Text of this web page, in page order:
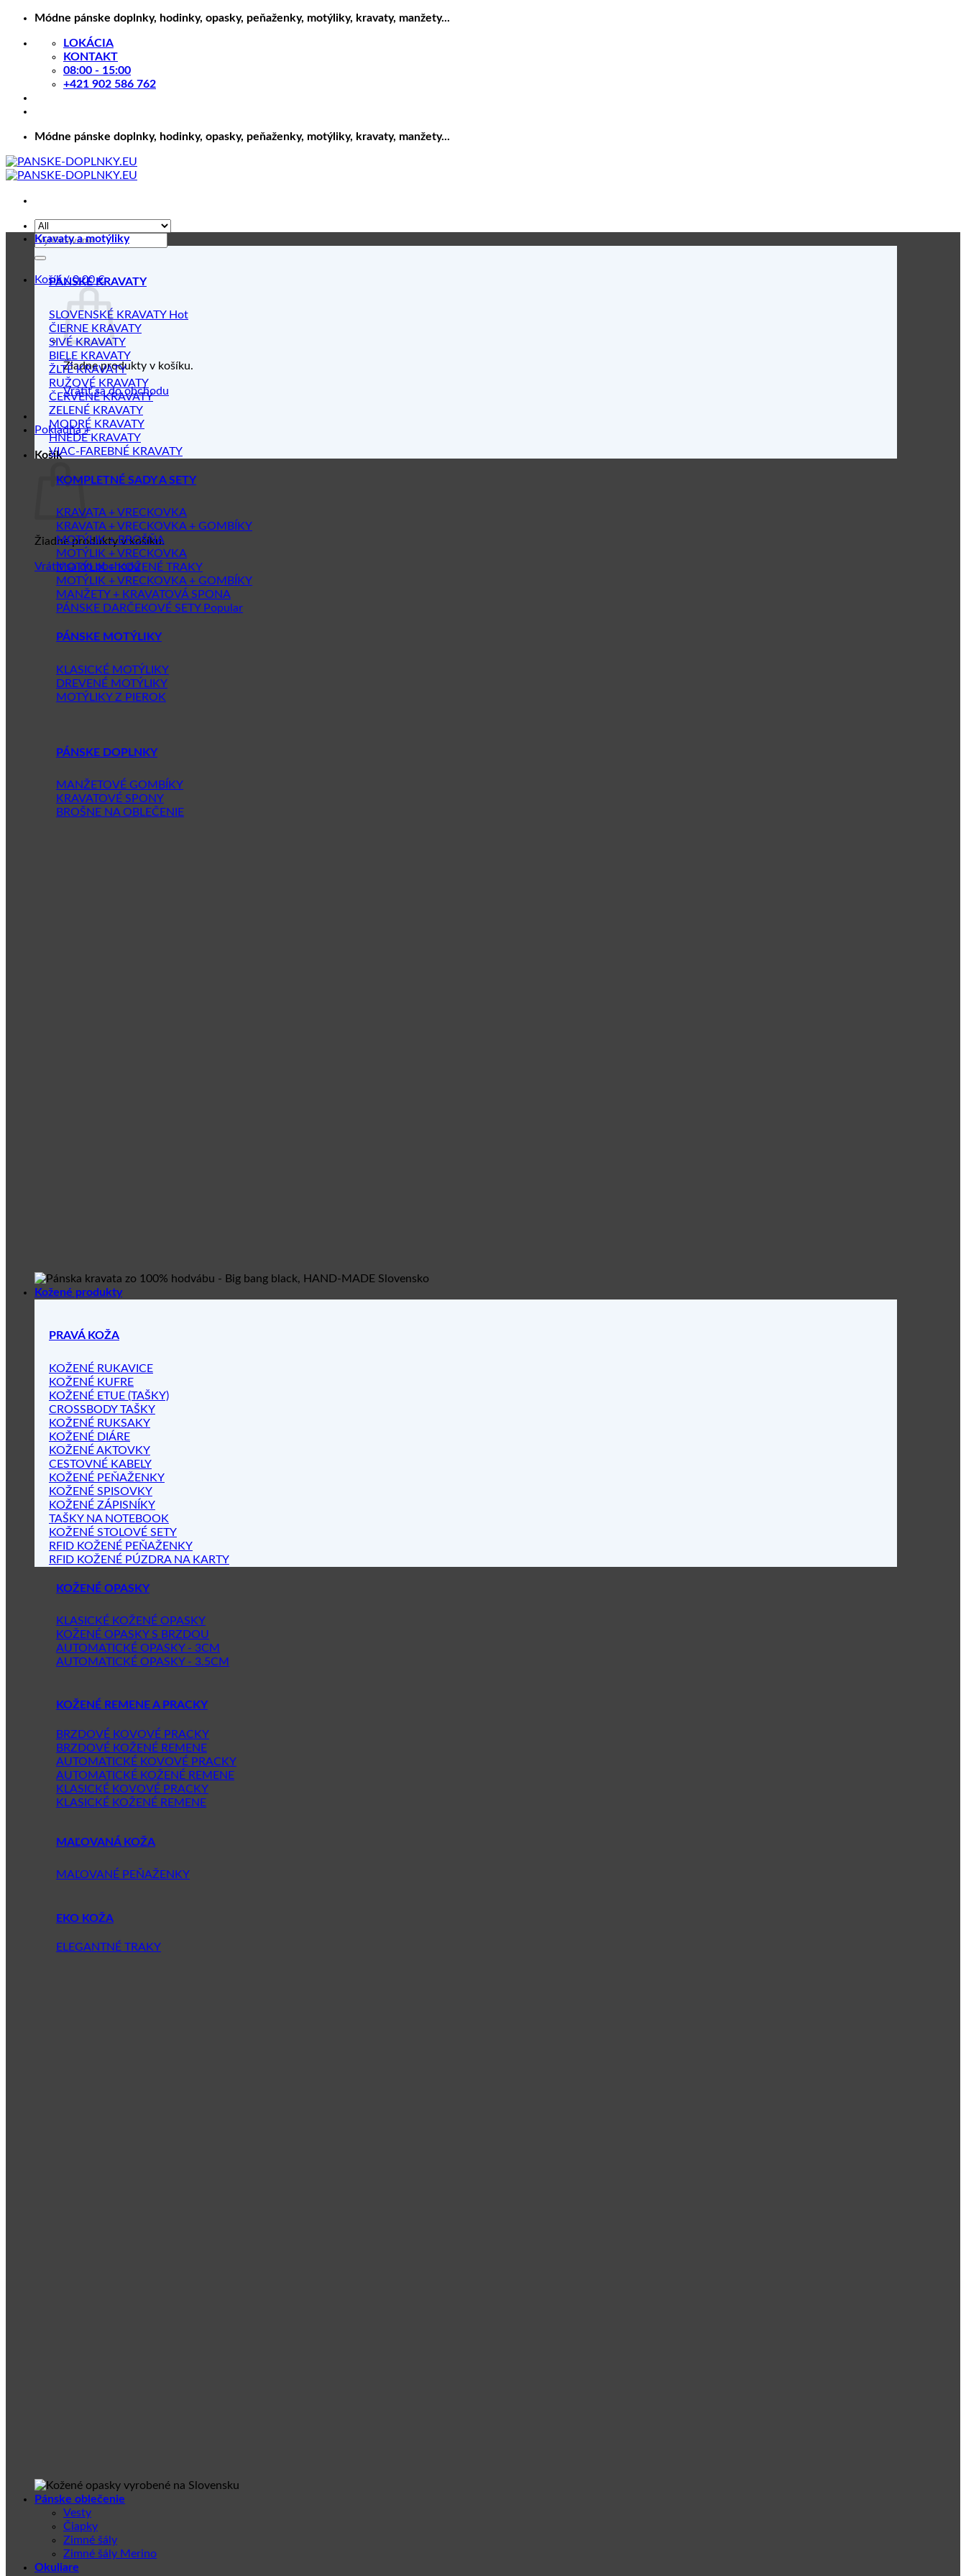
Skip
content
Módne pánske doplnky, hodinky, opasky, peňaženky, motýliky, kravaty, manžety...
LOKÁCIA
KONTAKT
08:00 - 15:00
+421 902 586 762
Módne pánske doplnky, hodinky, opasky, peňaženky, motýliky, kravaty, manžety...
Hľadať:
Košík /0.00€
Žiadne produkty v košíku.
Vrátiť sa do obchodu
Pokladňa +
Košík
Žiadne produkty v košíku.
Vrátiť sa do obchodu
Kravaty a motýliky
PÁNSKE KRAVATY
SLOVENSKÉ KRAVATY
ČIERNE KRAVATY
SIVÉ KRAVATY
BIELE KRAVATY
ŽLTÉ KRAVATY
RUŽOVÉ KRAVATY
ČERVENÉ KRAVATY
ZELENÉ KRAVATY
MODRÉ KRAVATY
HNEDÉ KRAVATY
VIAC-FAREBNÉ KRAVATY
KOMPLETNÉ SADY A SETY
KRAVATA + VRECKOVKA
KRAVATA + VRECKOVKA + GOMBÍKY
MOTÝLIK + BROŠŇA
MOTÝLIK + VRECKOVKA
MOTÝLIK + KOŽENÉ TRAKY
MOTÝLIK + VRECKOVKA + GOMBÍKY
MANŽETY + KRAVATOVÁ SPONA
PÁNSKE DARČEKOVÉ SETY
PÁNSKE MOTÝLIKY
KLASICKÉ MOTÝLIKY
DREVENÉ MOTÝLIKY
MOTÝLIKY Z PIEROK
PÁNSKE DOPLNKY
MANŽETOVÉ GOMBÍKY
KRAVATOVÉ SPONY
BROŠNE NA OBLEČENIE
Kožené produkty
PRAVÁ KOŽA
KOŽENÉ RUKAVICE
KOŽENÉ KUFRE
KOŽENÉ ETUE (TAŠKY)
CROSSBODY TAŠKY
KOŽENÉ RUKSAKY
KOŽENÉ DIÁRE
KOŽENÉ AKTOVKY
CESTOVNÉ KABELY
KOŽENÉ PEŇAŽENKY
KOŽENÉ SPISOVKY
KOŽENÉ ZÁPISNÍKY
TAŠKY NA NOTEBOOK
KOŽENÉ STOLOVÉ SETY
RFID KOŽENÉ PEŇAŽENKY
RFID KOŽENÉ PÚZDRA NA KARTY
KOŽENÉ OPASKY
KLASICKÉ KOŽENÉ OPASKY
KOŽENÉ OPASKY S BRZDOU
AUTOMATICKÉ OPASKY - 3CM
AUTOMATICKÉ OPASKY - 3.5CM
KOŽENÉ REMENE A PRACKY
BRZDOVÉ KOVOVÉ PRACKY
BRZDOVÉ KOŽENÉ REMENE
AUTOMATICKÉ KOVOVÉ PRACKY
AUTOMATICKÉ KOŽENÉ REMENE
KLASICKÉ KOVOVÉ PRACKY
KLASICKÉ KOŽENÉ REMENE
MAĽOVANÁ KOŽA
MAĽOVANÉ PEŇAŽENKY
EKO KOŽA
ELEGANTNÉ TRAKY
Pánske oblečenie
Vesty
Čiapky
Zimné šály
Zimné šály Merino
Okuliare